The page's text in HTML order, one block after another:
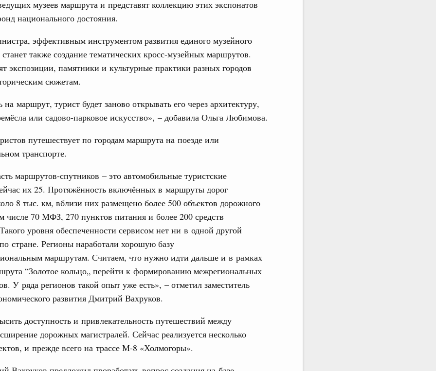
музеев маршрута и представят коллекцию этих экспонатов
национального достояния.
эффективным инструментом развития единого музейного
станет также создание тематических кросс-музейных маршрутов.
экспозиции, памятники и культурные практики разных городов
сюжетам.
на маршрут, турист будет заново открывать его через архитектуру,
или садово-парковое искусство», – добавила Ольга Любимова.
путешествует по городам маршрута на поезде или
транспорте.
маршрутов-спутников – это автомобильные туристские
их 25. Протяжённость включённых в маршруты дорог
8 тыс. км, вблизи них размещено более 500 объектов дорожного
числе 70 МФЗ, 270 пунктов питания и более 200 средств
уровня обеспеченности сервисом нет ни в одной другой
стране. Регионы наработали хорошую базу
маршрутам. Считаем, что нужно идти дальше и в рамках
“Золотое кольцо„ перейти к формированию межрегиональных
У ряда регионов такой опыт уже есть», – отметил заместитель
развития Дмитрий Вахруков.
доступность и привлекательность путешествий между
дорожных магистралей. Сейчас реализуется несколько
и прежде всего на трассе М-8 «Холмогоры».